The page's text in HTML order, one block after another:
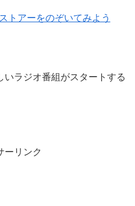
トアーをのぞいてみよう
いラジオ番組がスタートする
ーリンク